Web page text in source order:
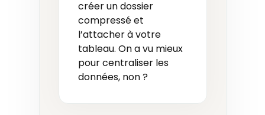
créer un dossier
compressé et
l’attacher à votre
tableau. On a vu mieux
pour centraliser les
données, non ?